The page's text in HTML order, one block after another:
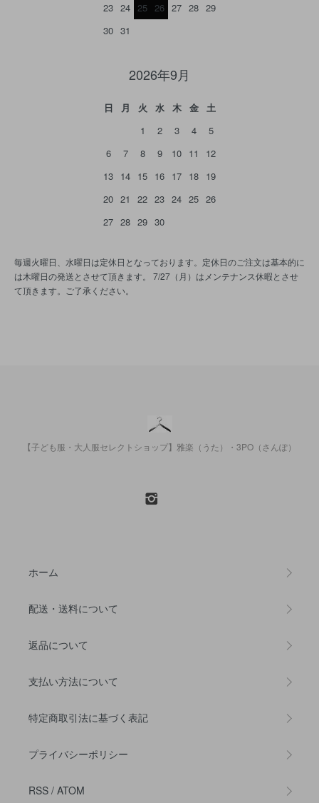
23 24 25 26 27 28 29
30 31
2026年9月
日 月 火 水 木 金
土
1
2 3 4
5
6
7 8 9 10 11
12
13 14 15 16 17 18 19
20 21 22 23 24 25 26
27 28 29 30
毎週火曜日、水曜日は定休日となっております。定休日のご注文は基本的に
は木曜日の発送とさせて頂きます。 7/27（月）はメンテナンス休暇とさせ
て頂きます。ご了承ください。
【子ども服・大人服セレクトショップ】雅楽（うた）・3PO（さんぽ）
ホーム
配送・送料について
返品について
支払い方法について
特定商取引法に基づく表記
プライバシーポリシー
RSS / ATOM